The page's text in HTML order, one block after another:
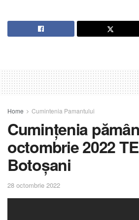
Home Cumintenia Pamantului
Cumințenia
octombrie 2022
Botoșani
28 octombrie 2022